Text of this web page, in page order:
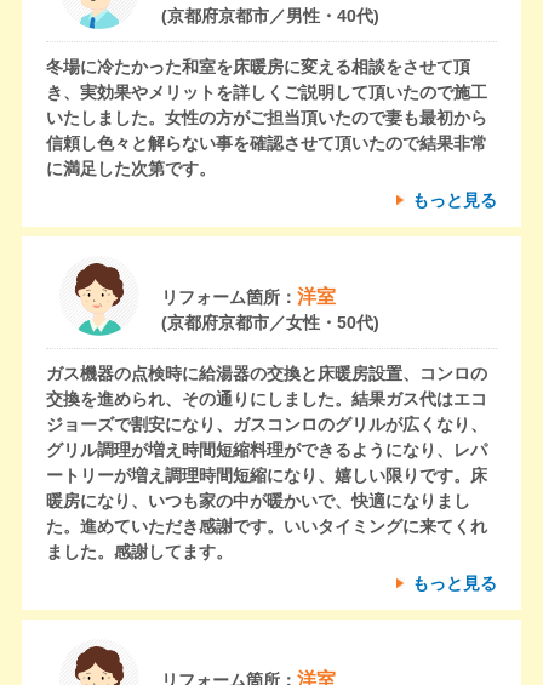
(京都府京都市／男性・40代)
冬場に冷たかった和室を床暖房に変える相談をさせて頂
き、実効果やメリットを詳しくご説明して頂いたので施工
いたしました。女性の方がご担当頂いたので妻も最初から
信頼し色々と解らない事を確認させて頂いたので結果非常
に満足した次第です。
もっと見る
リフォーム箇所： 洋室
(京都府京都市／女性・50代)
ガス機器の点検時に給湯器の交換と床暖房設置、コンロの
交換を進められ、その通りにしました。結果ガス代はエコ
ジョーズで割安になり、ガスコンロのグリルが広くなり、
グリル調理が増え時間短縮料理ができるようになり、レパ
ートリーが増え調理時間短縮になり、嬉しい限りです。床
暖房になり、いつも家の中が暖かいで、快適になりまし
た。進めていただき感謝です。いいタイミングに来てくれ
ました。感謝してます。
もっと見る
リフォーム箇所： 洋室